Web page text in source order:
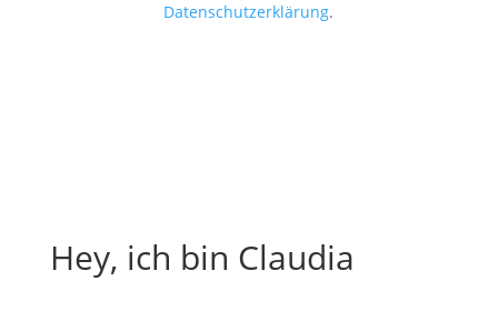
Datenschutzerklärung.
Hey, ich bin Claudia